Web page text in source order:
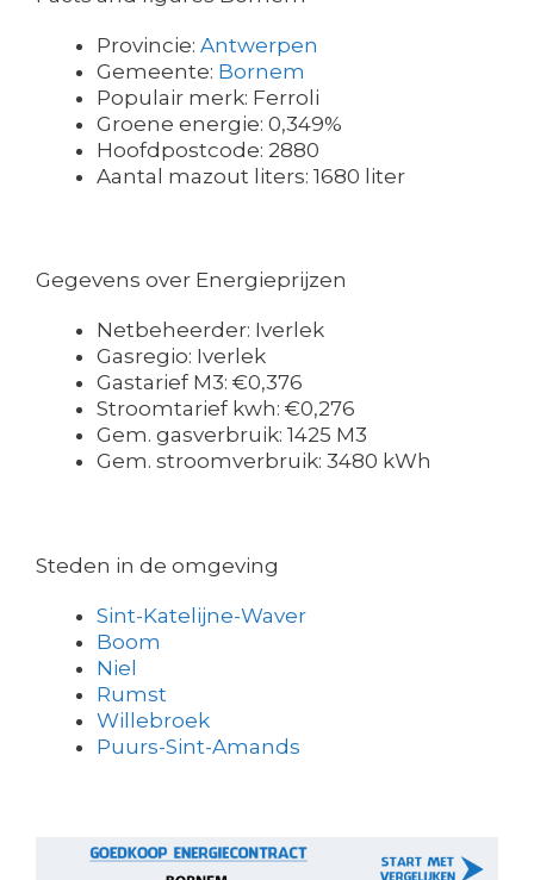
Provincie: Antwerpen
Gemeente: Bornem
Populair merk: Ferroli
Groene energie: 0,349%
Hoofdpostcode: 2880
Aantal mazout liters: 1680 liter
Gegevens over Energieprijzen
Netbeheerder: Iverlek
Gasregio: Iverlek
Gastarief M3: €0,376
Stroomtarief kwh: €0,276
Gem. gasverbruik: 1425 M3
Gem. stroomverbruik: 3480 kWh
Steden in de omgeving
Sint-Katelijne-Waver
Boom
Niel
Rumst
Willebroek
Puurs-Sint-Amands